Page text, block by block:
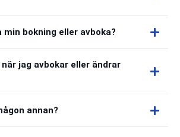
min bokning eller avboka?
jag avbokar eller ändrar
annan?